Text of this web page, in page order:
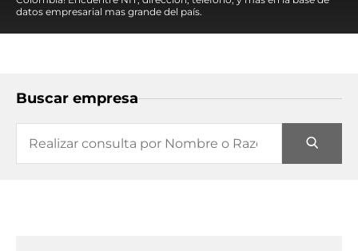
datos empresarial mas grande del país.
Buscar empresa